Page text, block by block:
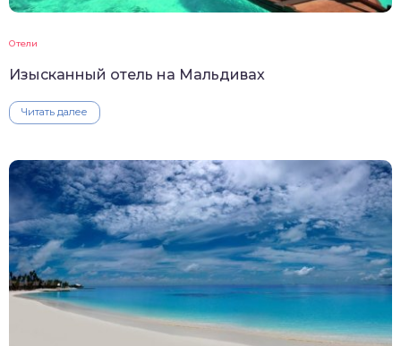
Отели
Изысканный отель на Мальдивах
Читать далее